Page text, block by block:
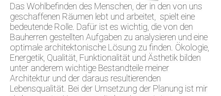
Das Wohlbefinden des Menschen, der in den von uns
geschaffenen Räumen lebt und arbeitet, spielt eine
bedeutende Rolle. Dafür ist es wichtig, die von den
Bauherren gestellten Aufgaben zu analysieren und eine
optimale architektonische Lösung zu finden. Ökologie,
Energetik, Qualität, Funktionalität und Ästhetik bilden
unter anderem wichtige Bestandteile meiner
Architektur und der daraus resultierenden
Lebensqualität. Bei der Umsetzung der Planung ist mir